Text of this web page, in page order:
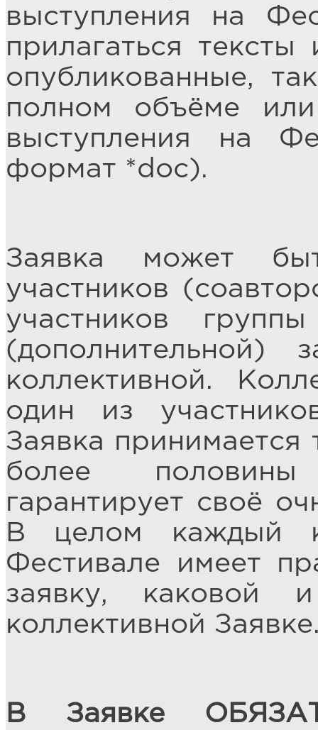
выступления на
прилагаться
опубликованные,
полном объёме или
выступления на
формат *doc).
Заявка может
участников
участников
(дополнительной)
коллективной.
один из
Заявка принимается
более
гарантирует своё
В целом каждый
Фестивале имеет
заявку, каковой
коллективной
В Заявке